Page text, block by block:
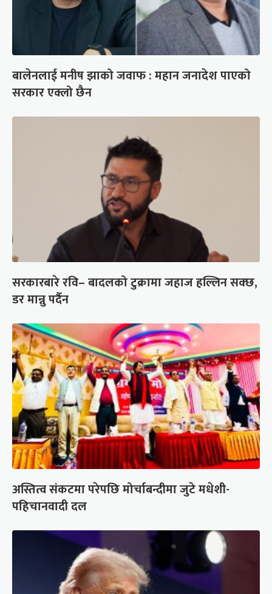
बालेनलाई मनीष झाको जवाफ : महान जनादेश पाएको
सरकार एक्लो छैन
सरकारबारे रवि– बादलको टुक्रामा जहाज हल्लिन सक्छ,
डर मान्नु पर्दैन
अस्तित्व संकटमा परेपछि मोर्चाबन्दीमा जुटे मधेशी-
पहिचानवादी दल